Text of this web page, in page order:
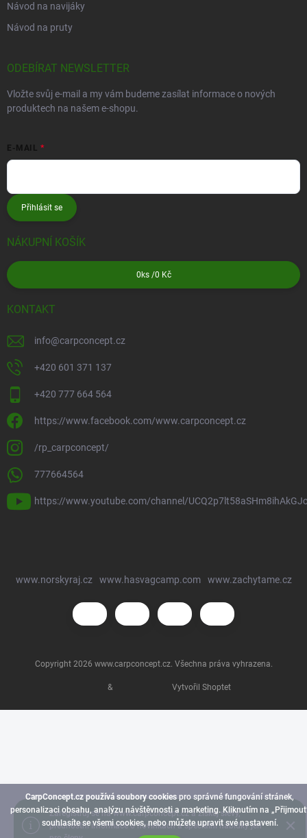
CarpConcept.cz používá soubory cookies pro správné fungování stránek,
personalizaci obsahu, analýzu návštěvnosti a marketing. Kliknutím na
souhlasíte se všemi cookies, nebo můžete upravit své nastavení.
Zaregistruj se na www.carpconcept.cz a získej slevy,
přednostní informace o novinkách a speciální nabídky jen
Návod na navijáky
Návod na pruty
ODEBÍRAT NEWSLETTER
Vložte svůj e-mail a my vám budeme zasílat informace o nových
produktech na našem e-shopu.
E-MAIL
Přihlásit se
NÁKUPNÍ KOŠÍK
0 ks /0 Kč
KONTAKT
info@carpconcept.cz
+420 601 371 137
+420 777 664 564
https://www.facebook.com/www.carpconcept.cz
/rp_carpconcept/
777664564
https://www.youtube.com/channel/
www.norskyraj.cz www.hasvagcamp.com www.zachytame.cz
& Vytvořil Shoptet
Copyright 2026 www.carpconcept.cz. Všechna práva vyhrazena.